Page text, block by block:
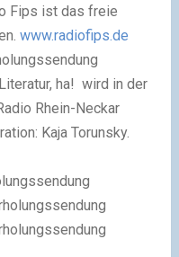
Fips ist das freie
www.radiofips.de
ha! wird in der
Rhein-Neckar
Kaja Torunsky.